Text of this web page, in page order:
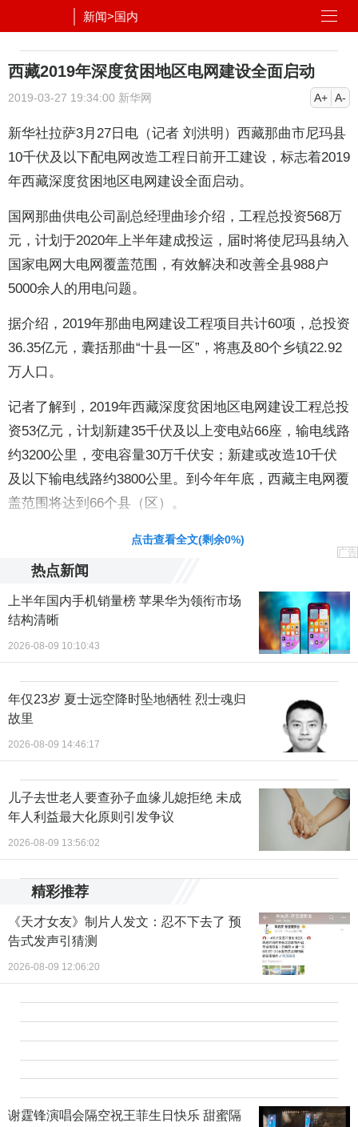
新闻>国内
西藏2019年深度贫困地区电网建设全面启动
2019-03-27 19:34:00 新华网 A+ A-
新华社拉萨3月27日电（记者 刘洪明）西藏那曲市尼玛县
10千伏及以下配电网改造工程日前开工建设，标志着2019
年西藏深度贫困地区电网建设全面启动。
国网那曲供电公司副总经理曲珍介绍，工程总投资568万
元，计划于2020年上半年建成投运，届时将使尼玛县纳入
国家电网大电网覆盖范围，有效解决和改善全县988户
5000余人的用电问题。
据介绍，2019年那曲电网建设工程项目共计60项，总投资
36.35亿元，囊括那曲“十县一区”，将惠及80个乡镇22.92
万人口。
记者了解到，2019年西藏深度贫困地区电网建设工程总投
资53亿元，计划新建35千伏及以上变电站66座，输电线路
约3200公里，变电容量30万千伏安；新建或改造10千伏
及以下输电线路约3800公里。到今年年底，西藏主电网覆
盖范围将达到66个县（区）。
点击查看全文(剩余0%)
广告
热点新闻
上半年国内手机销量榜 苹果华为领衔市场
结构清晰
2026-08-09 10:10:43
年仅23岁 夏士远空降时坠地牺牲 烈士魂归
故里
2026-08-09 14:46:17
儿子去世老人要查孙子血缘儿媳拒绝 未成
年人利益最大化原则引发争议
2026-08-09 13:56:02
精彩推荐
《天才女友》制片人发文：忍不下去了 预
告式发声引猜测
2026-08-09 12:06:20
谢霆锋演唱会隔空祝王菲生日快乐 甜蜜隔